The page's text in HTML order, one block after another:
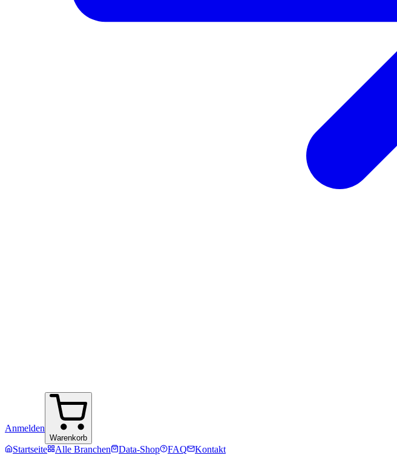
Anmelden
Warenkorb
Startseite Alle Branchen Data-Shop FAQ
Kontakt